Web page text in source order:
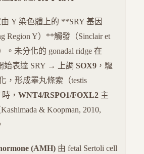
Y 染色體上的 **SRY 基因
Region Y）**觸發（Sinclair et
。未分化的 gonadal ridge 在
始表達 SRY → 上調 SOX9 ，驅
，形成睪丸條索（testis
， WNT4/RSPO1/FOXL2 主
& Koopman, 2010,
(AMH) 由 fetal Sertoli cell